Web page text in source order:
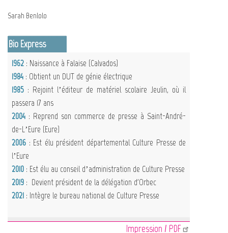
Sarah Benlolo
Bio Express
1962 : Naissance à Falaise (Calvados)
1984 : Obtient un DUT de génie électrique
1985 : Rejoint l’éditeur de matériel scolaire Jeulin, où il
passera 17 ans
2004 : Reprend son commerce de presse à Saint-André-
de-L’Eure (Eure)
2006 : Est élu président départemental Culture Presse de
l’Eure
2010 : Est élu au conseil d’administration de Culture Presse
2019 : Devient président de la délégation d'Orbec
2021 : Intègre le bureau national de Culture Presse
Impression / PDF